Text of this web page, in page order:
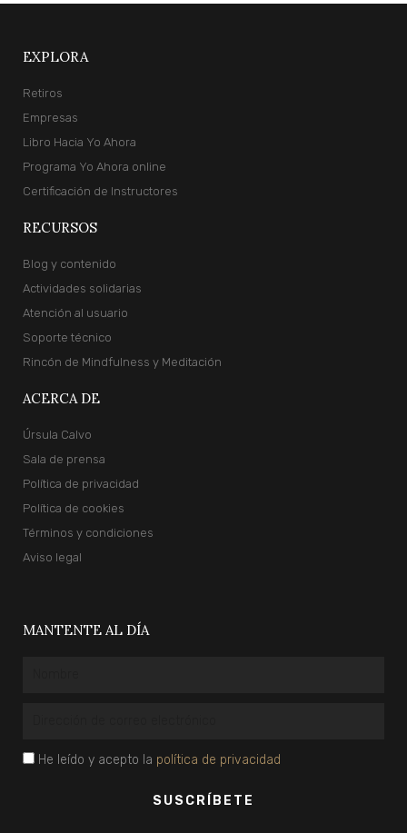
EXPLORA
Retiros
Empresas
Libro Hacia Yo Ahora
Programa Yo Ahora online
Certificación de Instructores
RECURSOS
Blog y contenido
Actividades solidarias
Atención al usuario
Soporte técnico
Rincón de Mindfulness y Meditación
ACERCA DE
Úrsula Calvo
Sala de prensa
Política de privacidad
Política de cookies
Términos y condiciones
Aviso legal
MANTENTE AL DÍA
privacidad
He leído y acepto la política de privacidad
SUSCRÍBETE